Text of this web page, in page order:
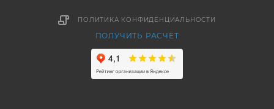
ПОЛИТИКА КОНФИДЕНЦИАЛЬНОСТИ
ПОЛУЧИТЬ РАСЧЁТ